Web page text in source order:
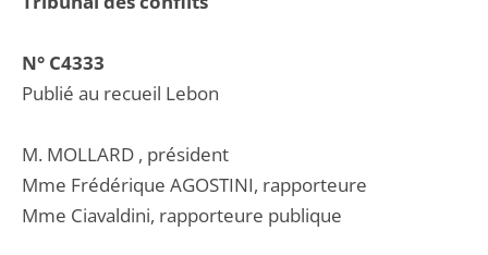
N° C4333
Publié au recueil Lebon
M. MOLLARD , président
Mme Frédérique AGOSTINI, rapporteure
Mme Ciavaldini, rapporteure publique